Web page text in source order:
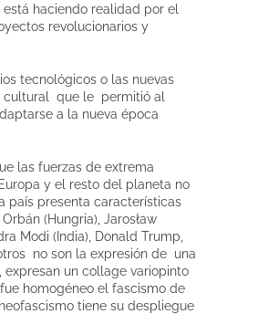
haciendo realidad por el
revolucionarios y
tecnológicos o las nuevas
cultural que le permitió al
a la nueva época
las fuerzas de extrema
y el resto del planeta no
país presenta características
(Hungria), Jarosław
Modi (India), Donald Trump,
no son la expresión de una
un collage variopinto
homogéneo el fascismo de
tiene su despliegue